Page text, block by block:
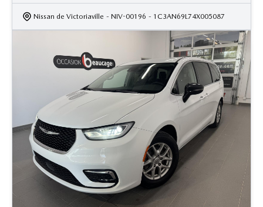
Nissan de Victoriaville - NIV-00196 - 1C3AN69L74X005087